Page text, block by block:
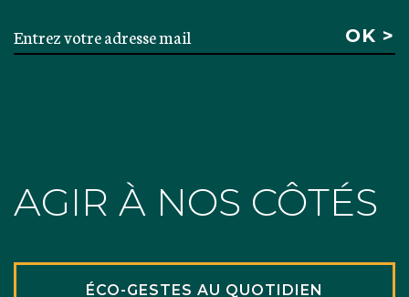
AGIR À NOS CÔTÉS
ÉCO-GESTES AU QUOTIDIEN